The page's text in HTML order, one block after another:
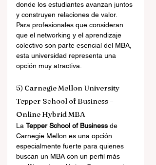
donde los estudiantes avanzan juntos
y construyen relaciones de valor.
Para profesionales que consideran
que el networking y el aprendizaje
colectivo son parte esencial del MBA,
esta universidad representa una
opción muy atractiva.
5) Carnegie Mellon University
Tepper School of Business –
Online Hybrid MBA
La Tepper School of Business de
Carnegie Mellon es una opción
especialmente fuerte para quienes
buscan un MBA con un perfil más